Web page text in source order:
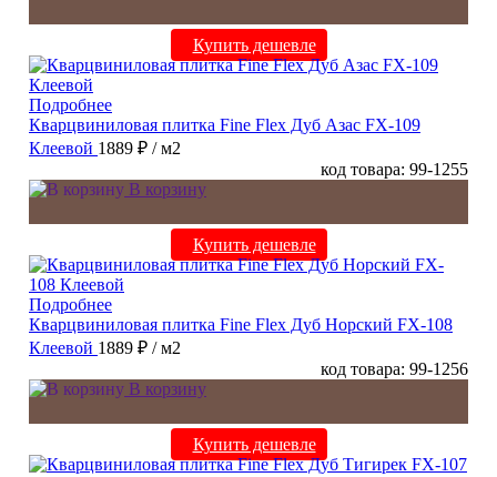
Купить дешевле
Подробнее
Кварцвиниловая плитка Fine Flex Дуб Азас FX-109
Клеевой 1889 ₽ / м2
код товара: 99-1255
В корзину
Купить дешевле
Подробнее
Кварцвиниловая плитка Fine Flex Дуб Норский FX-108
Клеевой 1889 ₽ / м2
код товара: 99-1256
В корзину
Купить дешевле